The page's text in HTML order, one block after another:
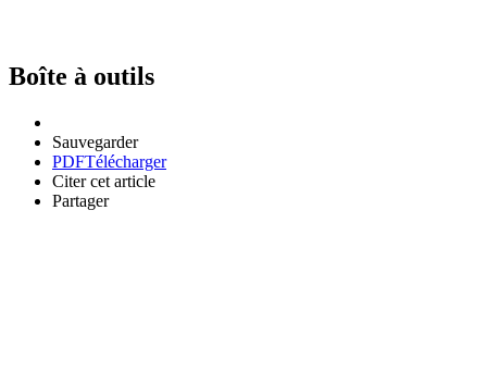
Boîte à outils
Sauvegarder
PDFTélécharger
Citer cet article
Partager